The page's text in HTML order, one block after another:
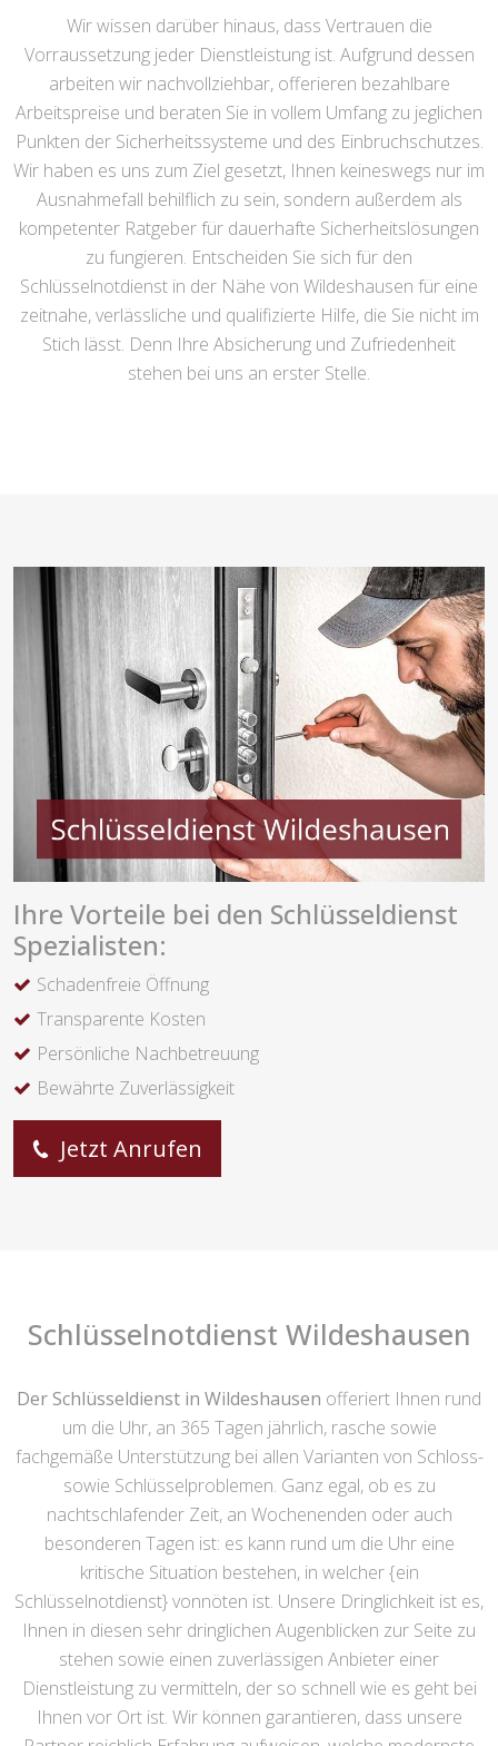
Wir wissen darüber hinaus, dass Vertrauen die
Vorraussetzung jeder Dienstleistung ist. Aufgrund dessen
arbeiten wir nachvollziehbar, offerieren bezahlbare
Arbeitspreise und beraten Sie in vollem Umfang zu jeglichen
Punkten der Sicherheitssysteme und des Einbruchschutzes.
Wir haben es uns zum Ziel gesetzt, Ihnen keineswegs nur im
Ausnahmefall behilflich zu sein, sondern außerdem als
kompetenter Ratgeber für dauerhafte Sicherheitslösungen
zu fungieren. Entscheiden Sie sich für den
Schlüsselnotdienst in der Nähe von Wildeshausen für eine
zeitnahe, verlässliche und qualifizierte Hilfe, die Sie nicht im
Stich lässt. Denn Ihre Absicherung und Zufriedenheit
stehen bei uns an erster Stelle.
Ihre Vorteile bei den Schlüsseldienst
Spezialisten:
Schadenfreie Öffnung
Transparente Kosten
Persönliche Nachbetreuung
Bewährte Zuverlässigkeit
Jetzt Anrufen
Schlüsselnotdienst Wildeshausen
Der Schlüsseldienst in Wildeshausen offeriert Ihnen rund
um die Uhr, an 365 Tagen jährlich, rasche sowie
fachgemäße Unterstützung bei allen Varianten von Schloss-
sowie Schlüsselproblemen. Ganz egal, ob es zu
nachtschlafender Zeit, an Wochenenden oder auch
besonderen Tagen ist: es kann rund um die Uhr eine
kritische Situation bestehen, in welcher {ein
Schlüsselnotdienst} vonnöten ist. Unsere Dringlichkeit ist es,
Ihnen in diesen sehr dringlichen Augenblicken zur Seite zu
stehen sowie einen zuverlässigen Anbieter einer
Dienstleistung zu vermitteln, der so schnell wie es geht bei
Ihnen vor Ort ist. Wir können garantieren, dass unsere